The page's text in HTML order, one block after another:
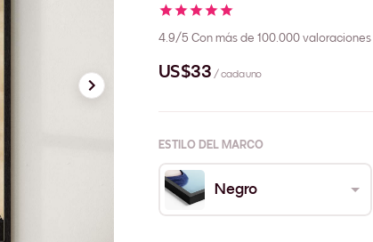
4.9/5 Con más de 100.000
US$33 / cada uno
ESTILO DEL MARCO
Negro